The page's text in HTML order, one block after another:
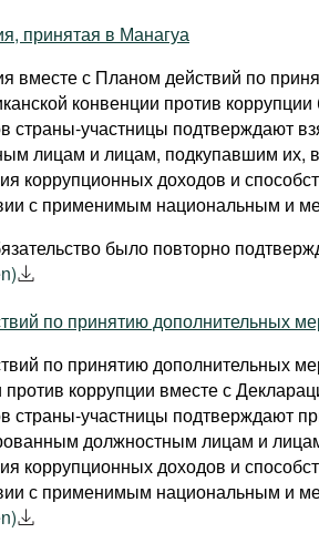
принятая в Манагуа
вместе с Планом действий по
конвенции против
страны-участницы подтверждают
лицам и лицам, подкупавшим их,
коррупционных доходов и
с применимым национальным и
было повторно
по принятию дополнительных
по принятию дополнительных
против коррупции вместе с
страны-участницы подтверждают
должностным лицам и
коррупционных доходов и
с применимым национальным и